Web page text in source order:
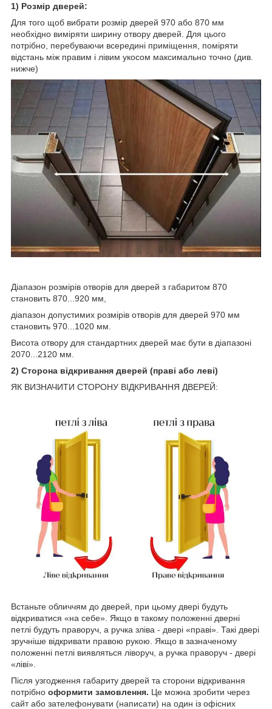
1) Розмір дверей:
Для того щоб вибрати розмір дверей 970 або 870 мм
необхідно виміряти ширину отвору дверей. Для цього
потрібно, перебуваючи всередині приміщення, поміряти
відстань між правим і лівим укосом максимально точно (див.
нижче)
Діапазон розмірів отворів для дверей з габаритом 870
становить 870...920 мм,
діапазон допустимих розмірів отворів для дверей 970 мм
становить 970...1020 мм.
Висота отвору для стандартних дверей має бути в діапазоні
2070...2120 мм.
2) Сторона відкривання дверей (праві або леві)
ЯК ВИЗНАЧИТИ СТОРОНУ ВІДКРИВАННЯ ДВЕРЕЙ:
Встаньте обличчям до дверей, при цьому двері будуть
відкриватися «на себе». Якщо в такому положенні дверні
петлі будуть праворуч, а ручка зліва - двері «праві». Такі двері
зручніше відкривати правою рукою. Якщо в зазначеному
положенні петлі виявляться ліворуч, а ручка праворуч - двері
«ліві».
Після узгодження габариту дверей та сторони відкривання
потрібно оформити замовлення. Це можна зробити через
сайт або зателефонувати (написати) на один із офісних